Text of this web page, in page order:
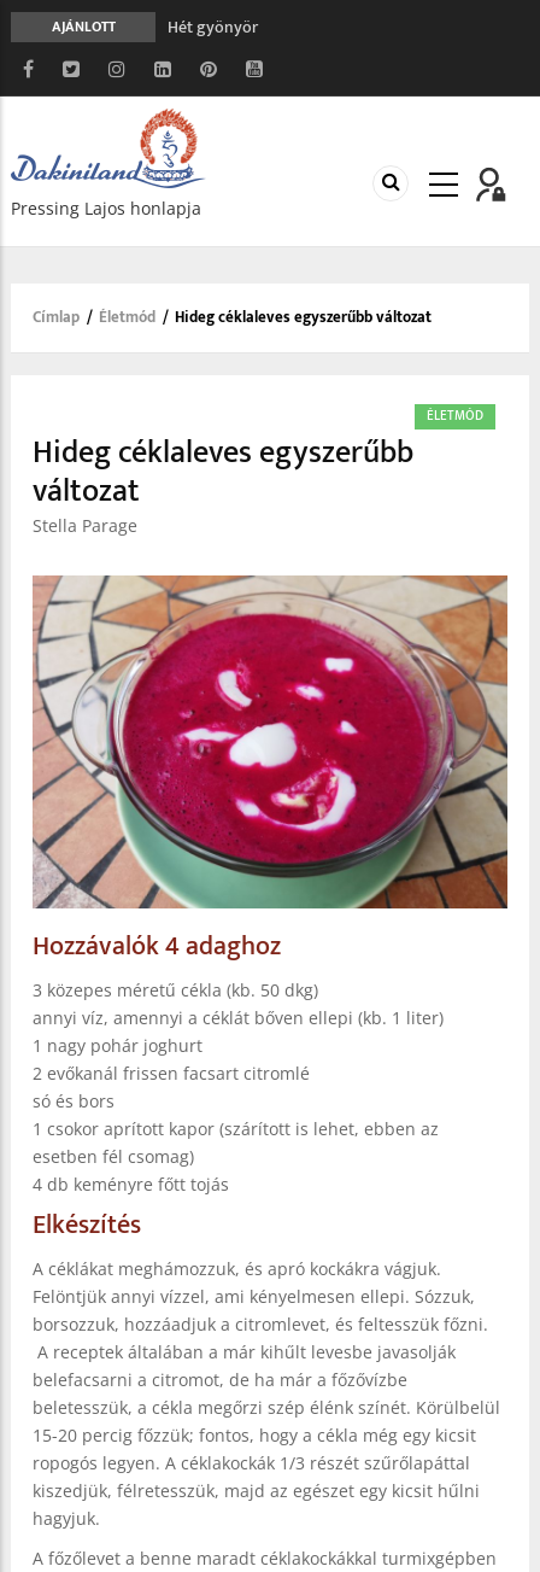
AJÁNLOTT
Hét gyönyör
A gondolatok átalakításának nyolc versszaka
Meghalni teljesen biztonságos
Minden más, mint aminek látszik
Vég nélküli leborulás
Pressing Lajos honlapja
Morzsa
Címlap / Életmód / Hideg céklaleves egyszerűbb változat
ÉLETMÓD
Hideg céklaleves egyszerűbb
változat
Stella Parage
Hozzávalók 4 adaghoz
3 közepes méretű cékla (kb. 50 dkg)
annyi víz, amennyi a céklát bőven ellepi (kb. 1 liter)
1 nagy pohár joghurt
2 evőkanál frissen facsart citromlé
só és bors
1 csokor aprított kapor (szárított is lehet, ebben az
esetben fél csomag)
4 db keményre főtt tojás
Elkészítés
A céklákat meghámozzuk, és apró kockákra vágjuk.
Felöntjük annyi vízzel, ami kényelmesen ellepi. Sózzuk,
borsozzuk, hozzáadjuk a citromlevet, és feltesszük főzni.
A receptek általában a már kihűlt levesbe javasolják
belefacsarni a citromot, de ha már a főzővízbe
beletesszük, a cékla megőrzi szép élénk színét. Körülbelül
15-20 percig főzzük; fontos, hogy a cékla még egy kicsit
ropogós legyen. A céklakockák 1/3 részét szűrőlapáttal
kiszedjük, félretesszük, majd az egészet egy kicsit hűlni
hagyjuk.
A főzőlevet a benne maradt céklakockákkal turmixgépben